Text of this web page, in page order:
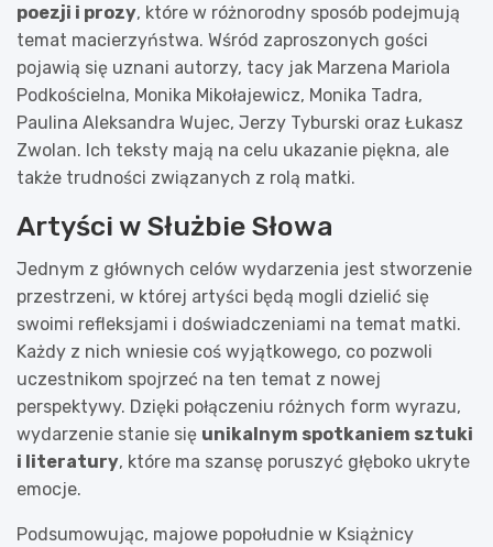
poezji i prozy, które w różnorodny sposób podejmują
temat macierzyństwa. Wśród zaproszonych gości
pojawią się uznani autorzy, tacy jak Marzena Mariola
Podkościelna, Monika Mikołajewicz, Monika Tadra,
Paulina Aleksandra Wujec, Jerzy Tyburski oraz Łukasz
Zwolan. Ich teksty mają na celu ukazanie piękna, ale
także trudności związanych z rolą matki.
Artyści w Służbie Słowa
Jednym z głównych celów wydarzenia jest stworzenie
przestrzeni, w której artyści będą mogli dzielić się
swoimi refleksjami i doświadczeniami na temat matki.
Każdy z nich wniesie coś wyjątkowego, co pozwoli
uczestnikom spojrzeć na ten temat z nowej
perspektywy. Dzięki połączeniu różnych form wyrazu,
wydarzenie stanie się unikalnym spotkaniem sztuki
i literatury, które ma szansę poruszyć głęboko ukryte
emocje.
Podsumowując, majowe popołudnie w Książnicy